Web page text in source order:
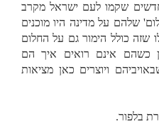
שקמו לעם ישראל מקרב
שלהם על מדינה היו מוכנים
שזה כולל הימור גם על החלום
כשהם אינם רואים איך הם
ויוצרים כאן מציאות
בלפור.